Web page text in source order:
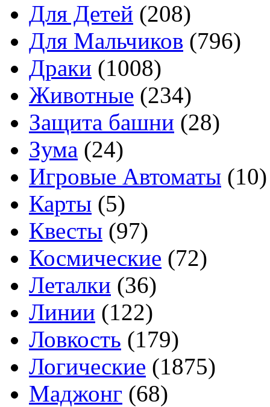
Для Детей (208)
Для Мальчиков (796)
Драки (1008)
Животные (234)
Защита башни (28)
Зума (24)
Игровые Автоматы (10)
Карты (5)
Квесты (97)
Космические (72)
Леталки (36)
Линии (122)
Ловкость (179)
Логические (1875)
Маджонг (68)